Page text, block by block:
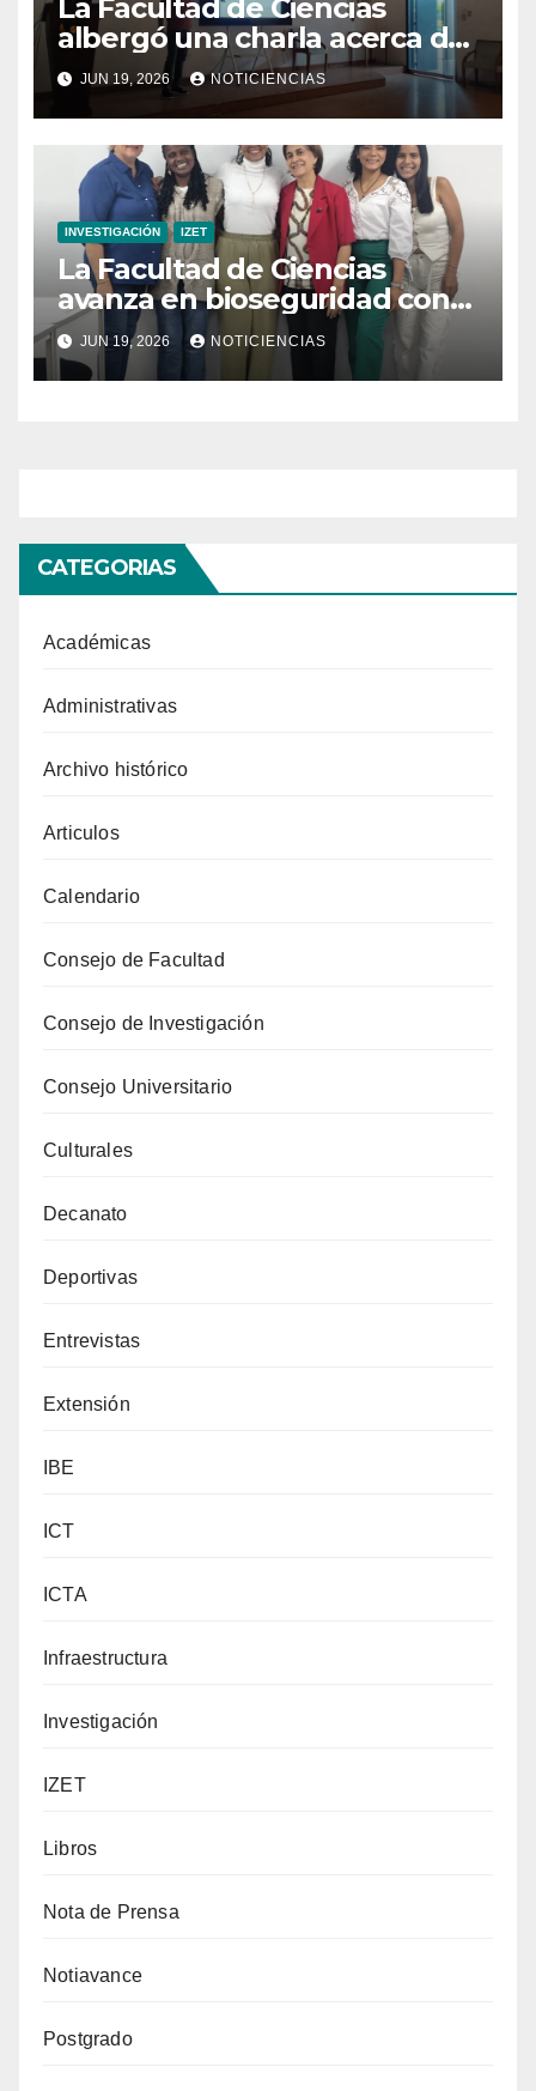
La Facultad de Ciencias
albergó una charla acerca de
la transformación hacia la
refrigeración sostenible
JUN 19, 2026 NOTICIENCIAS
INVESTIGACIÓN IZET
La Facultad de Ciencias
avanza en bioseguridad con
la validación del nuevo
Manual para Laboratorios de
Microbiología Ambiental
JUN 19, 2026 NOTICIENCIAS
CATEGORIAS
Académicas
Administrativas
Archivo histórico
Articulos
Calendario
Consejo de Facultad
Consejo de Investigación
Consejo Universitario
Culturales
Decanato
Deportivas
Entrevistas
Extensión
IBE
ICT
ICTA
Infraestructura
Investigación
IZET
Libros
Nota de Prensa
Notiavance
Postgrado